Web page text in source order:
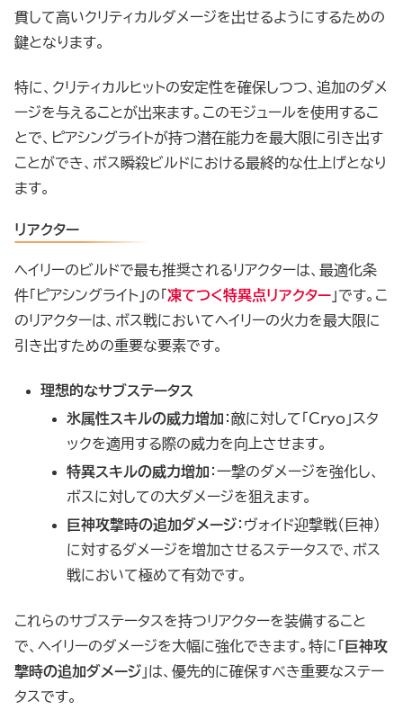
貫して高いクリティカルダメージを出せるようにするための
鍵となります。
特に、クリティカルヒットの安定性を確保しつつ、追加のダメ
ージを与えることが出来ます。このモジュールを使用するこ
とで、ピアシングライトが持つ潜在能力を最大限に引き出す
ことができ、ボス瞬殺ビルドにおける最終的な仕上げとなり
ます。
リアクター
ヘイリーのビルドで最も推奨されるリアクターは、最適化条
件「ピアシングライト」の「凍てつく特異点リアクター 」です。こ
のリアクターは、ボス戦においてヘイリーの火力を最大限に
引き出すための重要な要素です。
理想的なサブステータス
氷属性スキルの威力増加 ：敵に対して「Cryo」スタ
ックを適用する際の威力を向上させます。
特異スキルの威力増加 ：一撃のダメージを強化し、
ボスに対しての大ダメージを狙えます。
巨神攻撃時の追加ダメージ：ヴォイド迎撃戦（巨神）
に対するダメージを増加させるステータスで、ボス
戦において極めて有効です。
これらのサブステータスを持つリアクターを装備すること
で、ヘイリーのダメージを大幅に強化できます。特に「
巨神攻
撃時の追加ダメージ 」は、優先的に確保すべき重要なステー
タスです。